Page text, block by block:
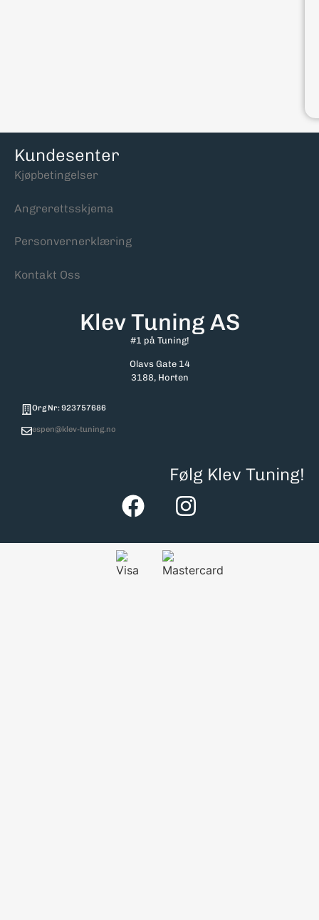
Kundesenter
Kjøpbetingelser
Angrerettsskjema
Personvernerklæring
Kontakt Oss
Klev Tuning AS
#1 på Tuning!
Olavs Gate 14
3188, Horten
Org Nr: 923757686
espen@klev-tuning.no
Følg Klev Tuning!